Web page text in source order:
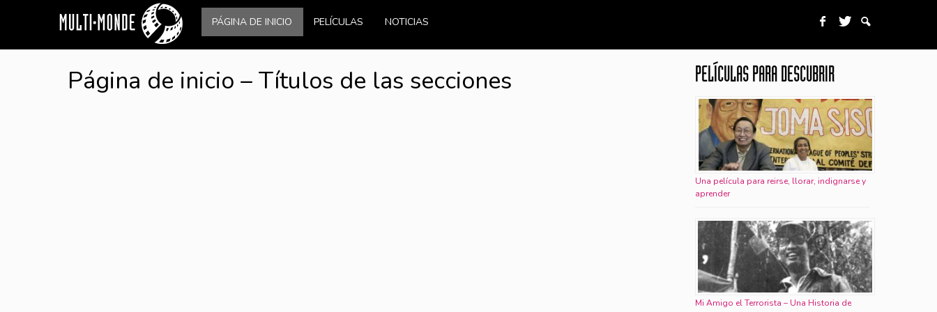
PÁGINA DE INICIO PELÍCULAS NOTICIAS
Página de inicio – Títulos de las secciones PELÍCULAS PARA DESCUBRIR
Una película para reirse, llorar, indignarse y
aprender
Mi Amigo el Terrorista – Una Historia de